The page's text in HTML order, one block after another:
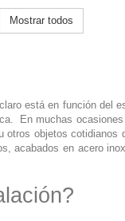
Mostrar todos
está en función del
En muchas
otros objetos cotidianos
acabados en acero